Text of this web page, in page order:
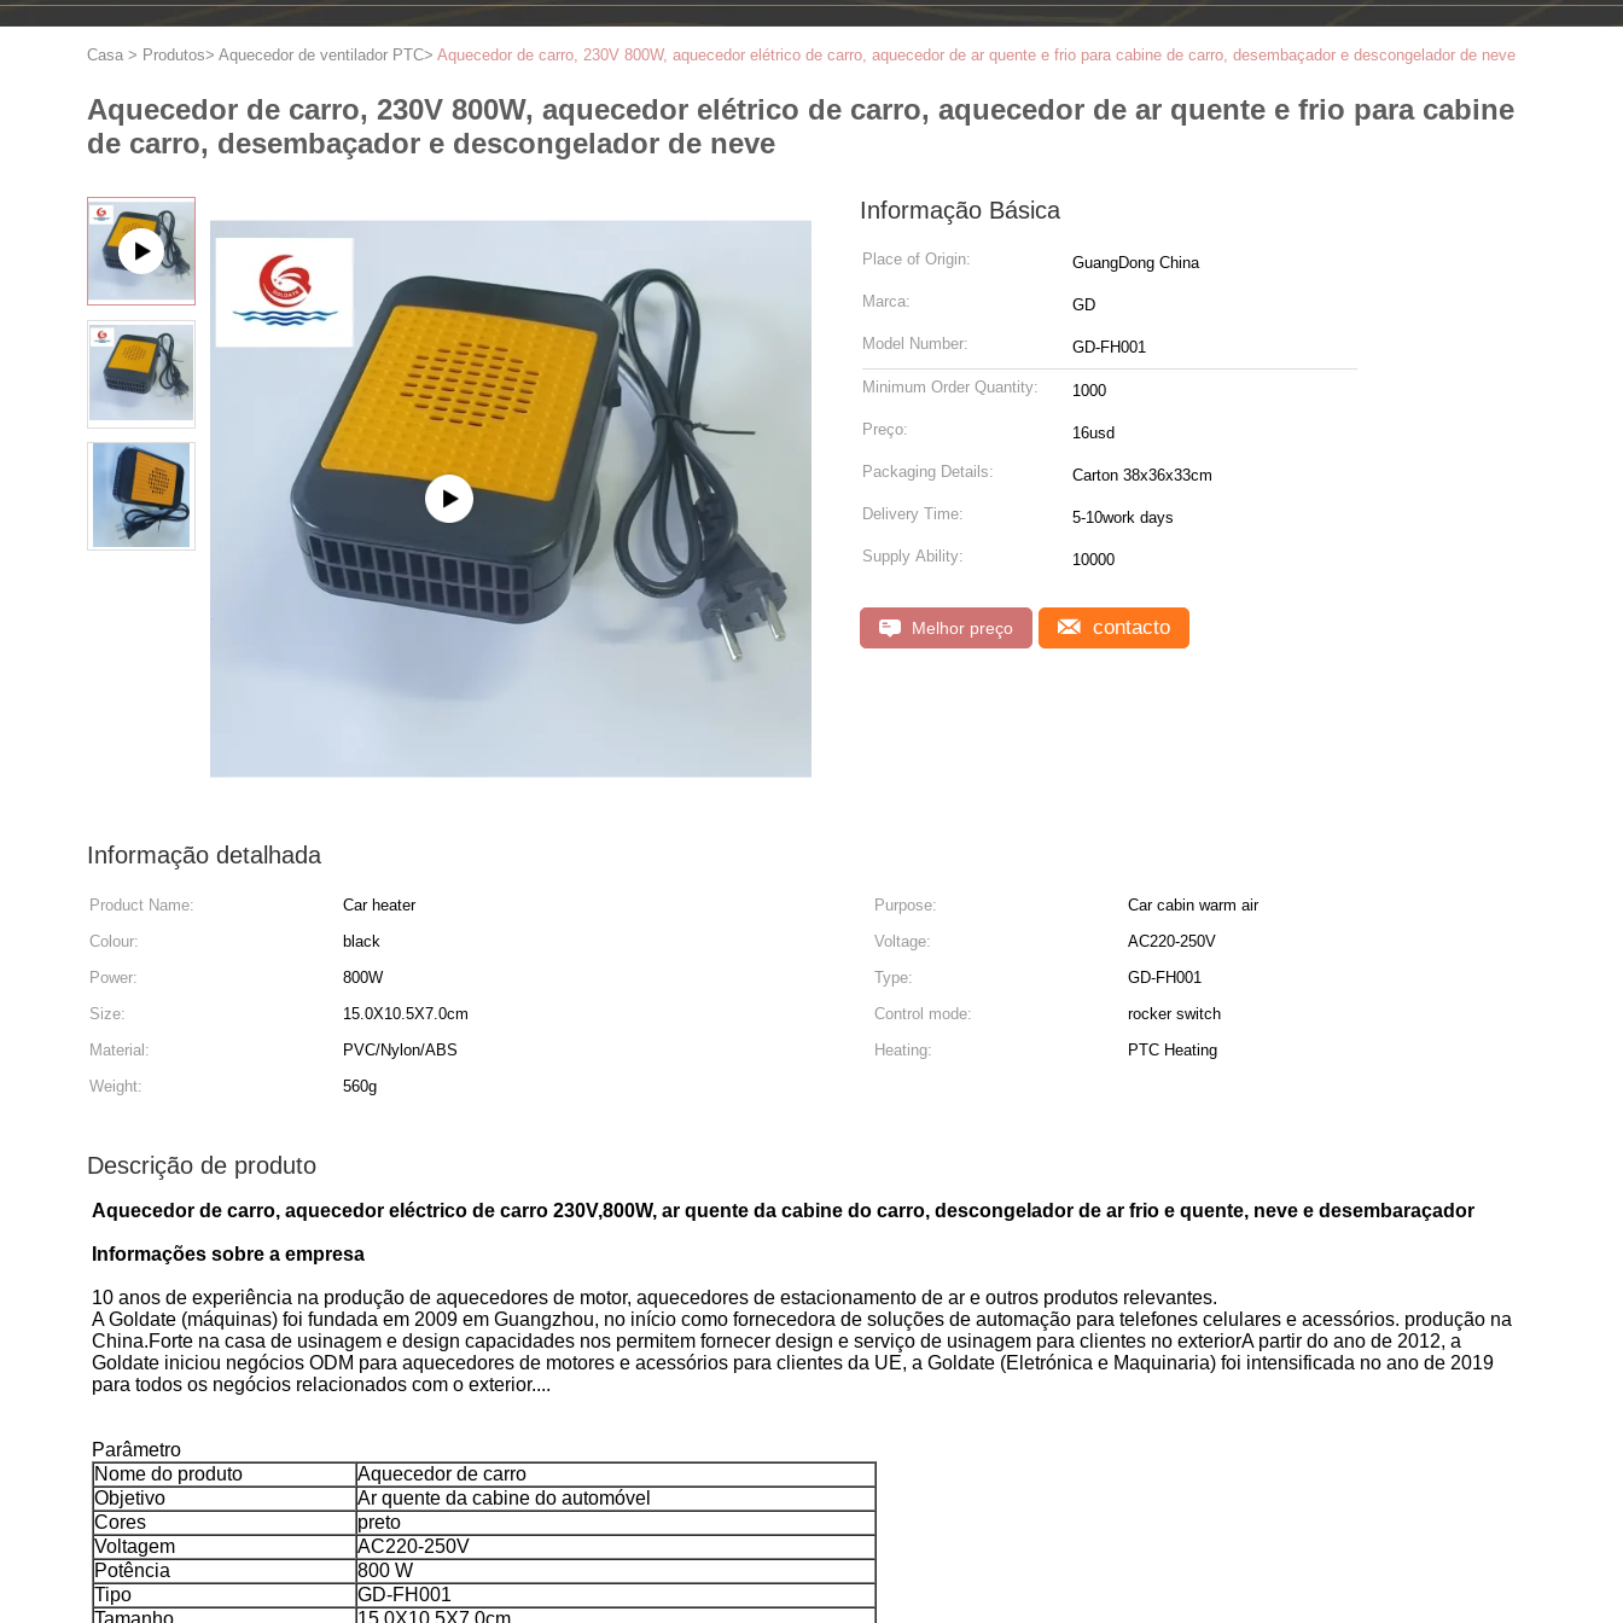
Casa > Produtos> Aquecedor de ventilador PTC> Aquecedor de carro, 230V 800W, aquecedor elétrico de carro, aquecedor de ar quente e frio para cabine de carro, desembaçador e descongelador de neve
Aquecedor de carro, 230V 800W, aquecedor elétrico de carro, aquecedor de ar quente e frio para cabine
de carro, desembaçador e descongelador de neve
Informação Básica
Place of Origin: GuangDong China
Marca: GD
Model Number: GD-FH001
Minimum Order Quantity: 1000
Preço: 16usd
Packaging Details: Carton 38x36x33cm
Delivery Time: 5-10work days
Supply Ability: 10000
Melhor preço contacto
Informação detalhada
Product Name: Car heater Purpose:
Car cabin warm air
Colour:
black Voltage:
AC220-250V
Power:
800W Type:
GD-FH001
Size:
15.0X10.5X7.0cm Control mode:
rocker switch
Material:
PVC/Nylon/ABS Heating:
PTC Heating
Weight:
560g
Descrição de produto
Aquecedor de carro, aquecedor eléctrico de carro 230V,800W, ar quente da cabine do carro, descongelador de ar frio e quente, neve e desembaraçador
Informações sobre a empresa
10 anos de experiência na produção de aquecedores de motor, aquecedores de estacionamento de ar e outros produtos relevantes.
A Goldate (máquinas) foi fundada em 2009 em Guangzhou, no início como fornecedora de soluções de automação para telefones celulares e acessórios. produção na
China.Forte na casa de usinagem e design capacidades nos permitem fornecer design e serviço de usinagem para clientes no exteriorA partir do ano de 2012, a
Goldate iniciou negócios ODM para aquecedores de motores e acessórios para clientes da UE, a Goldate (Eletrónica e Maquinaria) foi intensificada no ano de 2019
para todos os negócios relacionados com o exterior....
Parâmetro
Nome do produto
Aquecedor de carro
Objetivo
Ar quente da cabine do automóvel
Cores
preto
Voltagem
AC220-250V
Potência
800 W
Tipo
GD-FH001
Tamanho
15.0X10.5X7.0cm